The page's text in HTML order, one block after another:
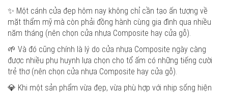
✨ Một cánh cửa đẹp hôm nay không chỉ cần tạo ấn tượng về
mặt thẩm mỹ mà còn phải đồng hành cùng gia đình qua nhiều
năm tháng (nên chọn cửa nhựa Composite hay cửa gỗ).
🌱 Và đó cũng chính là lý do cửa nhựa Composite ngày càng
được nhiều phụ huynh lựa chọn cho tổ ấm có những tiếng cười
trẻ thơ (nên chọn cửa nhựa Composite hay cửa gỗ).
💎 Khi một sản phẩm vừa đẹp, vừa phù hợp với nhịp sống hiện